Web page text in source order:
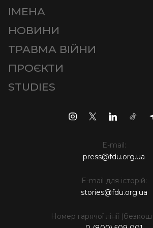
ІМЕНА
НОВИНИ
ТРАВМА ВІЙНИ
ПРОЄКТИ
STUDIES
E-mail:
press@fdu.org.ua
E-mail для історій:
stories@fdu.org.ua
Номер гарячої лінії